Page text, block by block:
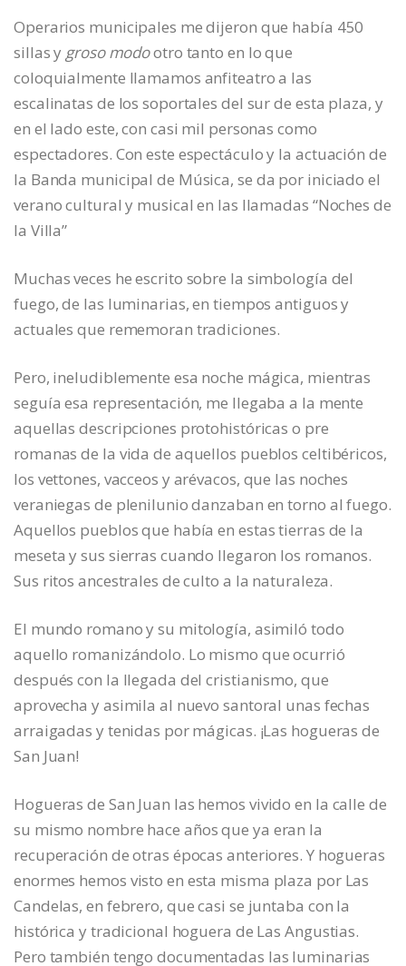
Operarios municipales me dijeron que había 450
sillas y groso modootro tanto en lo que
coloquialmente llamamos anfiteatro a las
escalinatas de los soportales del sur de esta plaza, y
en el lado este, con casi mil personas como
espectadores. Con este espectáculo y la actuación de
la Banda municipal de Música, se da por iniciado el
verano cultural y musical en las llamadas “Noches de
la Villa”
Muchas veces he escrito sobre la simbología del
fuego, de las luminarias, en tiempos antiguos y
actuales que rememoran tradiciones.
Pero, ineludiblemente esa noche mágica, mientras
seguía esa representación, me llegaba a la mente
aquellas descripciones protohistóricas o pre
romanas de la vida de aquellos pueblos celtibéricos,
los vettones, vacceos y arévacos, que las noches
veraniegas de plenilunio danzaban en torno al fuego.
Aquellos pueblos que había en estas tierras de la
meseta y sus sierras cuando llegaron los romanos.
Sus ritos ancestrales de culto a la naturaleza.
El mundo romano y su mitología, asimiló todo
aquello romanizándolo. Lo mismo que ocurrió
después con la llegada del cristianismo, que
aprovecha y asimila al nuevo santoral unas fechas
arraigadas y tenidas por mágicas. ¡Las hogueras de
San Juan!
Hogueras de San Juan las hemos vivido en la calle de
su mismo nombre hace años que ya eran la
recuperación de otras épocas anteriores. Y hogueras
enormes hemos visto en esta misma plaza por Las
Candelas, en febrero, que casi se juntaba con la
histórica y tradicional hoguera de Las Angustias.
Pero también tengo documentadas las luminarias